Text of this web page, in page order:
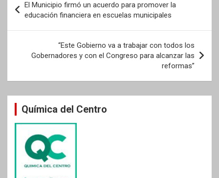
de
entradas
El Municipio firmó un acuerdo para promover la
educación financiera en escuelas municipales
“Este Gobierno va a trabajar con todos los
Gobernadores y con el Congreso para alcanzar las
reformas”
Química del Centro